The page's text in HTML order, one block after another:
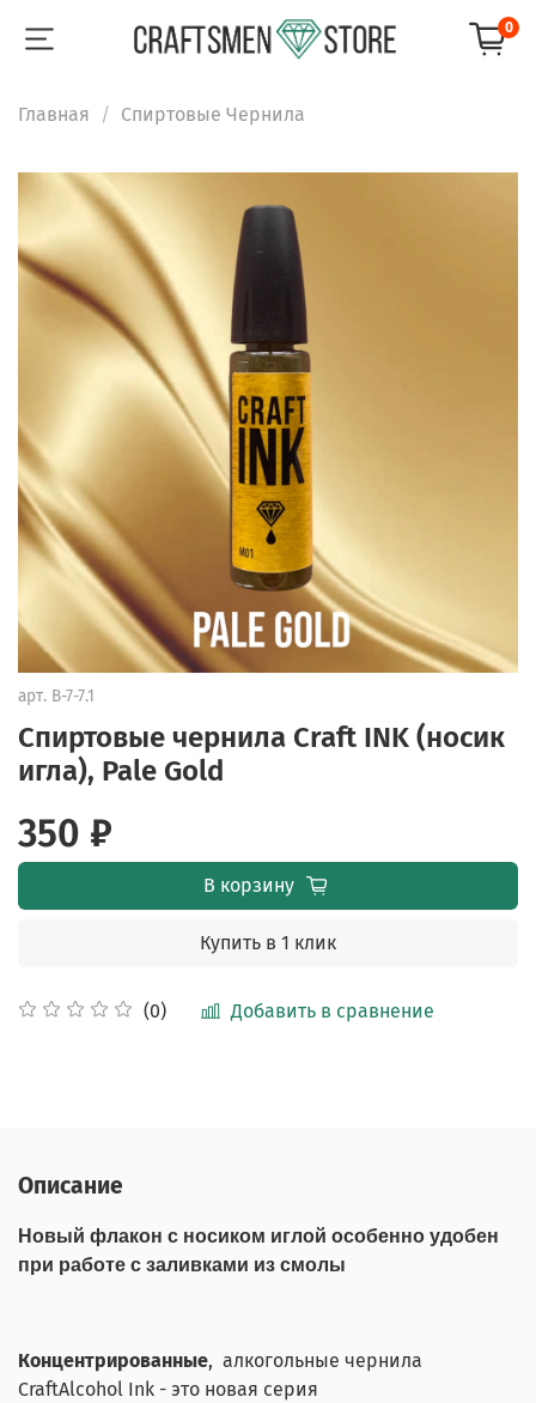
0
Главная Спиртовые Чернила
арт. B-7-7.1
Cпиртовые чернила Craft INK (носик
игла), Pale Gold
(0) Добавить в сравнение
350 ₽
В корзину
Купить в 1 клик
Описание
Новый флакон с носиком иглой особенно удобен
при работе с заливками из смолы
Концентрированные, алкогольные чернила
CraftAlcohol Ink - это новая серия